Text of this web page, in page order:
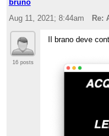
bruno
Aug 11, 2021; 8:44am
Re:
16 posts
Il brano deve